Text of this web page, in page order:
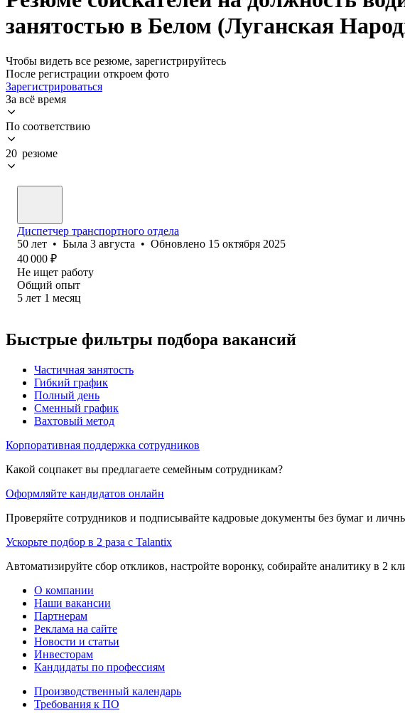
занятостью в Белом (Луганская
Чтобы видеть все резюме, зарегистрируйтесь
После регистрации откроем фото
Зарегистрироваться
За всё время
По соответствию
20 резюме
Диспетчер транспортного отдела
50 лет • Была 3 августа • Обновлено 15 октября 2025
40 000 ₽
Не ищет работу
Общий опыт
5 лет 1 месяц
Быстрые фильтры подбора вакансий
Частичная занятость
Гибкий график
Полный день
Сменный график
Вахтовый метод
Корпоративная поддержка сотрудников
Какой соцпакет вы предлагаете семейным сотрудникам?
Оформляйте кандидатов онлайн
Проверяйте сотрудников и подписывайте кадровые документы без бумаг и
Ускорьте подбор в 2 раза с Talantix
Автоматизируйте сбор откликов, настройте воронку, собирайте аналитику в 2
О компании
Наши вакансии
Партнерам
Реклама на сайте
Новости и статьи
Инвесторам
Кандидаты по профессиям
Производственный календарь
Требования к ПО